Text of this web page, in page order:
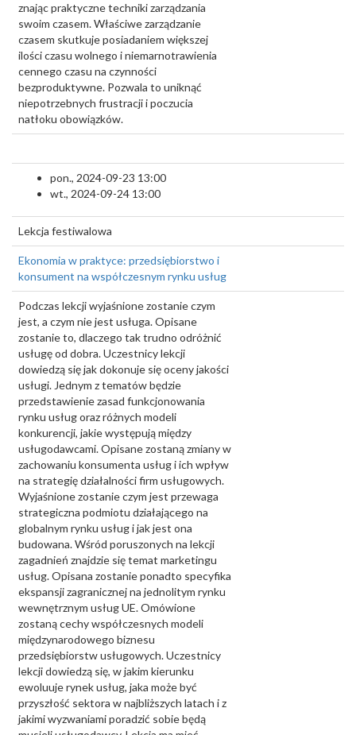
znając praktyczne techniki zarządzania
swoim czasem. Właściwe zarządzanie
czasem skutkuje posiadaniem większej
ilości czasu wolnego i niemarnotrawienia
cennego czasu na czynności
bezproduktywne. Pozwala to uniknąć
niepotrzebnych frustracji i poczucia
natłoku obowiązków.
pon., 2024-09-23 13:00
wt., 2024-09-24 13:00
Lekcja festiwalowa
Ekonomia w praktyce: przedsiębiorstwo i
konsument na współczesnym rynku usług
Podczas lekcji wyjaśnione zostanie czym
jest, a czym nie jest usługa. Opisane
zostanie to, dlaczego tak trudno odróżnić
usługę od dobra. Uczestnicy lekcji
dowiedzą się jak dokonuje się oceny jakości
usługi. Jednym z tematów będzie
przedstawienie zasad funkcjonowania
rynku usług oraz różnych modeli
konkurencji, jakie występują między
usługodawcami. Opisane zostaną zmiany w
zachowaniu konsumenta usług i ich wpływ
na strategię działalności firm usługowych.
Wyjaśnione zostanie czym jest przewaga
strategiczna podmiotu działającego na
globalnym rynku usług i jak jest ona
budowana. Wśród poruszonych na lekcji
zagadnień znajdzie się temat marketingu
usług. Opisana zostanie ponadto specyfika
ekspansji zagranicznej na jednolitym rynku
wewnętrznym usług UE. Omówione
zostaną cechy współczesnych modeli
międzynarodowego biznesu
przedsiębiorstw usługowych. Uczestnicy
lekcji dowiedzą się, w jakim kierunku
ewoluuje rynek usług, jaka może być
przyszłość sektora w najbliższych latach i z
jakimi wyzwaniami poradzić sobie będą